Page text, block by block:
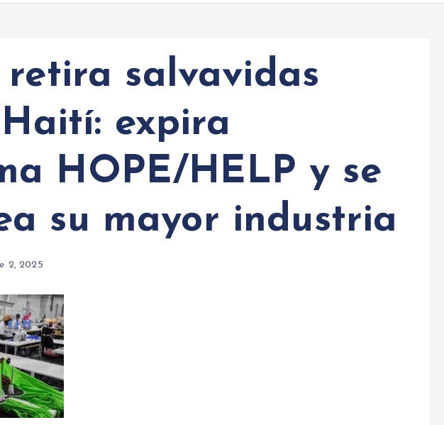
retira salvavidas
expira
HOPE/HELP y se
su mayor industria
2, 2025